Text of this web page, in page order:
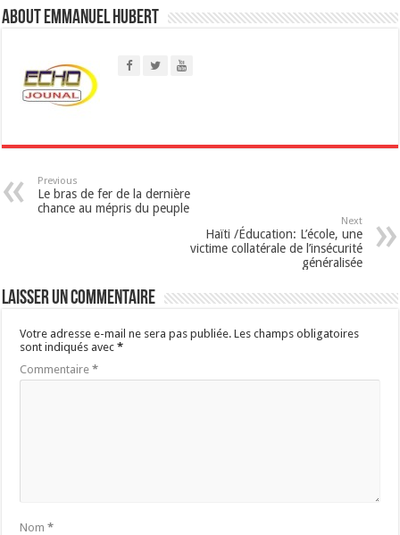
p
p
About Emmanuel Hubert
Previous
Le bras de fer de la dernière
chance au mépris du peuple
Next
Haïti /Éducation: L’école, une
victime collatérale de l’insécurité
généralisée
Laisser un commentaire
Votre adresse e-mail ne sera pas publiée. Les champs obligatoires
sont indiqués avec*
Commentaire*
Nom*